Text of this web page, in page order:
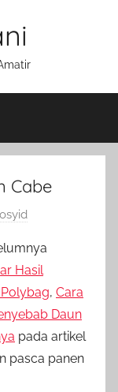
Cabe
Hasil
, Cara
Daun
pada artikel
pasca panen